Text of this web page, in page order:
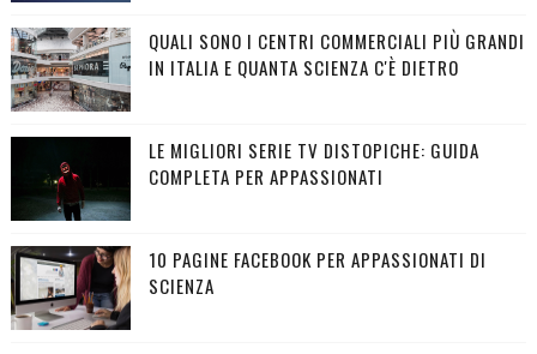
QUALI SONO I CENTRI COMMERCIALI PIÙ GRANDI
IN ITALIA E QUANTA SCIENZA C'È DIETRO
LE MIGLIORI SERIE TV DISTOPICHE: GUIDA
COMPLETA PER APPASSIONATI
10 PAGINE FACEBOOK PER APPASSIONATI DI
SCIENZA